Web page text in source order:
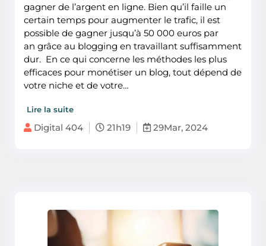
gagner de l’argent en ligne. Bien qu’il faille un
certain temps pour augmenter le trafic, il est
possible de gagner jusqu’à 50 000 euros par
an grâce au blogging en travaillant suffisamment
dur. En ce qui concerne les méthodes les plus
efficaces pour monétiser un blog, tout dépend de
votre niche et de votre…
Lire la suite
Digital 404 21h19 29Mar, 2024